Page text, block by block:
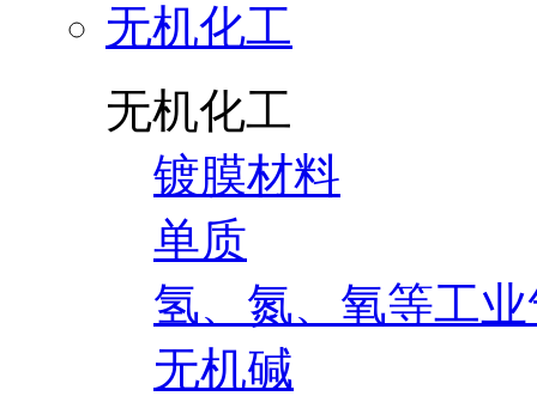
无机化工
无机化工
镀膜材料
单质
氢、氮、氧等工
无机碱